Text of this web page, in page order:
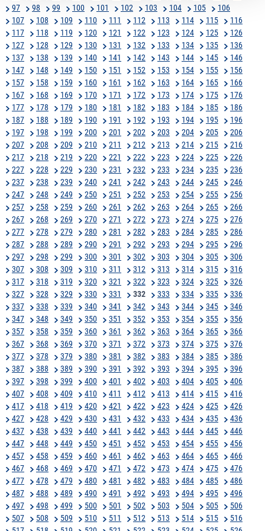
97
98 99 100 101 102 103 104 105
106
107
108 109 110 111 112 113 114 115
116
117
118 119 120 121 122 123 124 125
126
127
128 129 130 131 132 133 134 135
136
137
138 139 140 141 142 143 144 145
146
147
148 149 150 151 152 153 154 155
156
157
158 159 160 161 162 163 164 165
166
167
168 169 170 171 172 173 174 175
176
177
178 179 180 181 182 183 184 185
186
187
188 189 190 191 192 193 194 195
196
197
198 199 200 201 202 203 204 205
206
207
208 209 210 211 212 213 214 215
216
217
218 219 220 221 222 223 224 225
226
227
228 229 230 231 232 233 234 235
236
237
238 239 240 241 242 243 244 245
246
247
248 249 250 251 252 253 254 255
256
257
258 259 260 261 262 263 264 265
266
267
268 269 270 271 272 273 274 275
276
277
278 279 280 281 282 283 284 285
286
287
288 289 290 291 292 293 294 295
296
297
298 299 300 301 302 303 304 305
306
307
308 309 310 311 312 313 314 315
316
317
318 319 320 321 322 323 324 325
326
327
328 329 330 331 332 333 334 335
336
337
338 339 340 341 342 343 344 345
346
347
348 349 350 351 352 353 354 355
356
357
358 359 360 361 362 363 364 365
366
367
368 369 370 371 372 373 374 375
376
377
378 379 380 381 382 383 384 385
386
387
388 389 390 391 392 393 394 395
396
397
398 399 400 401 402 403 404 405
406
407
408 409 410 411 412 413 414 415
416
417
418 419 420 421 422 423 424 425
426
427
428 429 430 431 432 433 434 435
436
437
438 439 440 441 442 443 444 445
446
447
448 449 450 451 452 453 454 455
456
457
458 459 460 461 462 463 464 465
466
467
468 469 470 471 472 473 474 475
476
477
478 479 480 481 482 483 484 485
486
487
488 489 490 491 492 493 494 495
496
497
498 499 500 501 502 503 504 505
506
507
508 509 510 511 512 513 514 515
516